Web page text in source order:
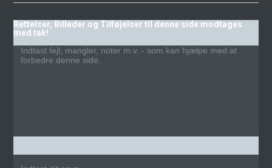
Rettelser, Billeder og Tilføjelser til denne side modtages
med tak!